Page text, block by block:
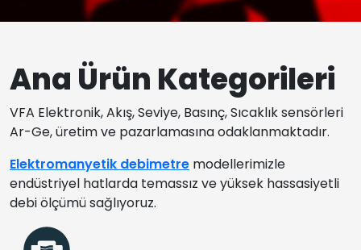
Ana Ürün Kategorileri
VFA Elektronik, Akış, Seviye, Basınç, Sıcaklık sensörleri
Ar-Ge, üretim ve pazarlamasına odaklanmaktadır.
Elektromanyetik debimetre modellerimizle
endüstriyel hatlarda temassız ve yüksek hassasiyetli
debi ölçümü sağlıyoruz.